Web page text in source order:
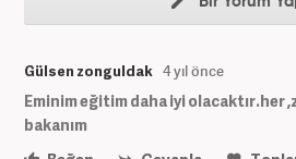
Gülsen zonguldak 4 yıl önce
Eminim eğitim daha iyi olacaktır.her
bakanım